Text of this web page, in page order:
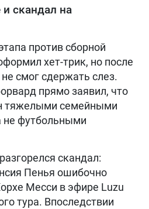
скандал на
против сборной
хет-трик, но после
смог сдержать слез.
прямо заявил, что
тяжелыми семейными
не футбольными
скандал:
Пенья ошибочно
Месси в эфире Luzu
тура. Впоследствии